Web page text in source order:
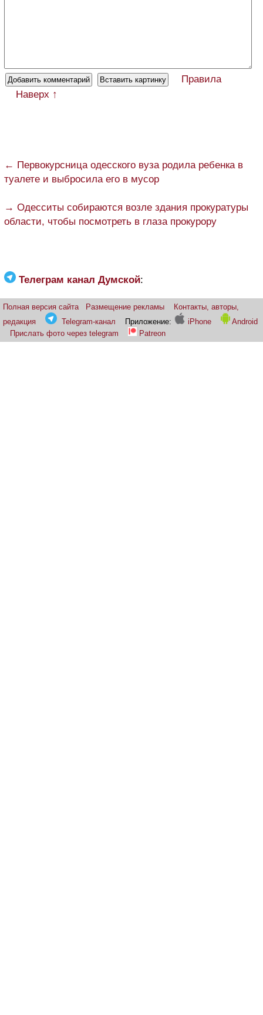
Правила
Наверх ↑
← Первокурсница одесского вуза родила ребенка в
туалете и выбросила его в мусор
→ Одесситы собираются возле здания прокуратуры
области, чтобы посмотреть в глаза прокурору
Телеграм канал Думской:
Полная версия сайта Размещение рекламы
Контакты, авторы,
редакция
Telegram-канал Приложение: iPhone
Android
Прислать фото через telegram
Patreon